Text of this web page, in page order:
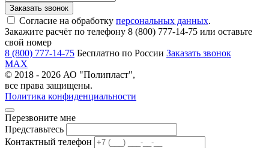
Согласие на обработку персональных данных.
Закажите расчёт по телефону 8 (800) 777-14-75 или оставьте
свой номер
8 (800) 777-14-75 Бесплатно по России Заказать звонок
MAX
© 2018 - 2026 АО "Полипласт",
все права защищены.
Политика конфиденциальности
Перезвоните мне
Представьтесь
Контактный телефон